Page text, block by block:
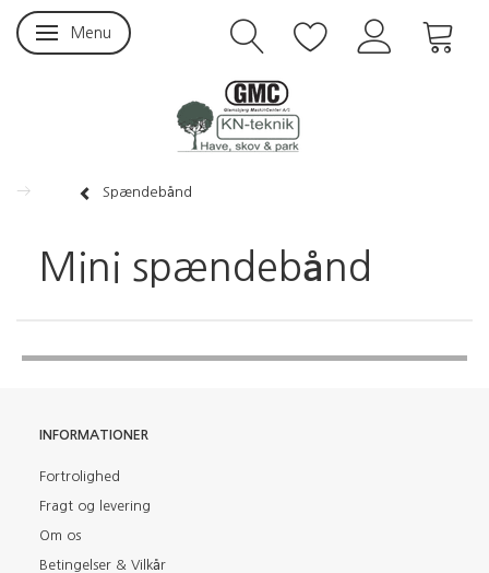
Skifte navigation
Menu
Spændebånd
Mini spændebånd
INFORMATIONER
Fortrolighed
Fragt og levering
Om os
Betingelser & Vilkår